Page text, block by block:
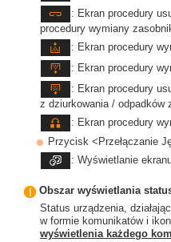
: Ekran procedury
procedury wymiany
: Ekran procedury
: Ekran procedury
: Ekran procedury
z dziurkowania / odpadków
: Ekran procedury
Przycisk <Przełączanie
: Wyświetlanie
Obszar wyświetlania
Status urządzenia,
w formie komunikatów i ikon.
wyświetlenia każdego